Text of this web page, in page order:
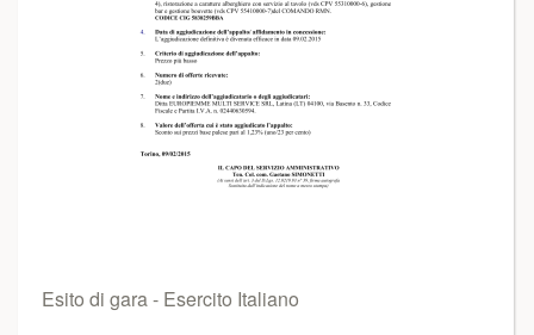
Esito di gara - Esercito Italiano